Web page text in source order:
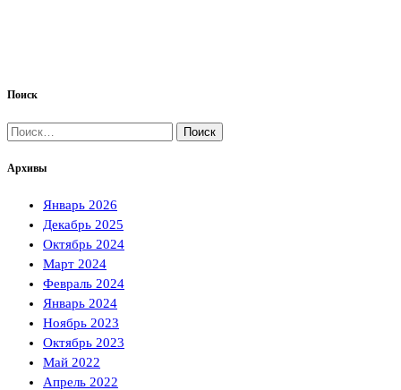
Поиск
Найти:
Архивы
Январь 2026
Декабрь 2025
Октябрь 2024
Март 2024
Февраль 2024
Январь 2024
Ноябрь 2023
Октябрь 2023
Май 2022
Апрель 2022